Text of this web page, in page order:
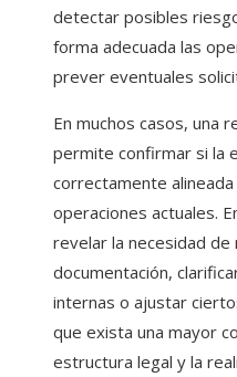
detectar posibles
forma adecuada las
prever eventuales
En muchos casos, una
permite confirmar si la
correctamente alineada
operaciones actuales.
revelar la necesidad
documentación,
internas o ajustar
que exista una mayor
estructura legal y la